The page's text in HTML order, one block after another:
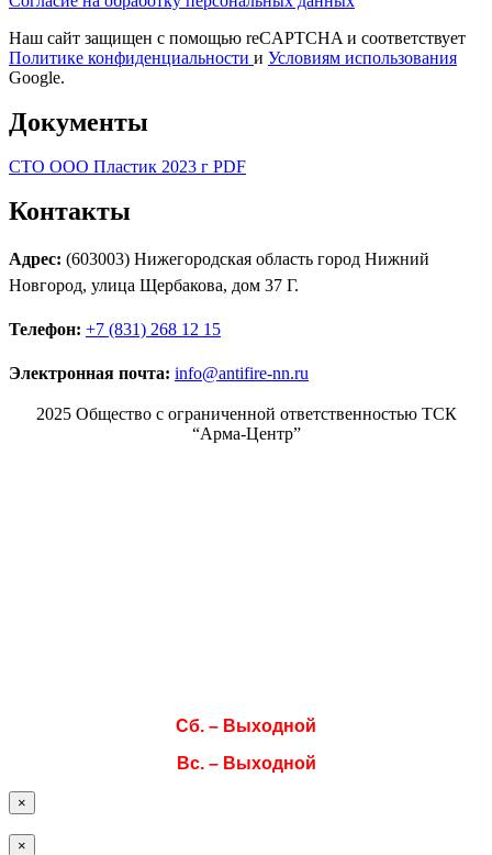
Наш сайт защищен с помощью reCAPTCHA и соответствует
Политике конфиденциальности и Условиям использования
Google.
Документы
СТО ООО Пластик 2023 г PDF
Контакты
Адрес: (603003) Нижегородская область город Нижний
Новгород, улица Щербакова, дом 37 Г.
Телефон: +7 (831) 268 12 15
Электронная почта: info@antifire-nn.ru
2025 Общество с ограниченной ответственностью ТСК
“Арма-Центр”
Сб. – Выходной
Вс. – Выходной
×
×